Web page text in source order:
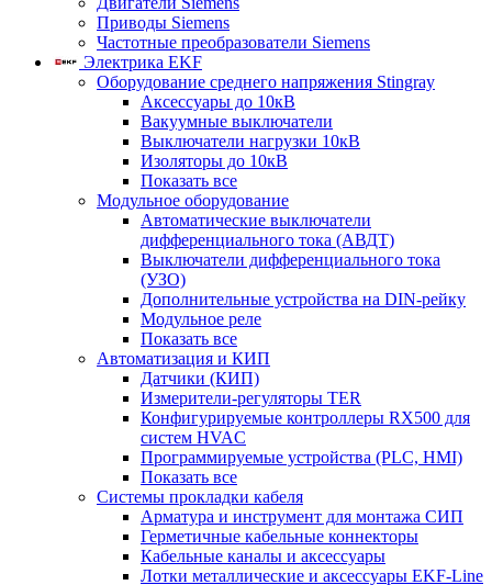
Приводы Siemens
Частотные преобразователи Siemens
Электрика EKF
Оборудование среднего напряжения Stingray
Аксессуары до 10кВ
Вакуумные выключатели
Выключатели нагрузки 10кВ
Изоляторы до 10кВ
Показать все
Модульное оборудование
Автоматические выключатели
дифференциального тока (АВДТ)
Выключатели дифференциального тока
(УЗО)
Дополнительные устройства на DIN-рейку
Модульное реле
Показать все
Автоматизация и КИП
Датчики (КИП)
Измерители-регуляторы TER
Конфигурируемые контроллеры RX500 для
систем HVAC
Программируемые устройства (PLC, HMI)
Показать все
Системы прокладки кабеля
Арматура и инструмент для монтажа СИП
Герметичные кабельные коннекторы
Кабельные каналы и аксессуары
Лотки металлические и аксессуары EKF-Line